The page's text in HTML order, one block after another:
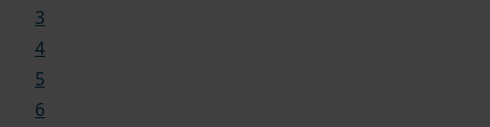
3
4
5
6